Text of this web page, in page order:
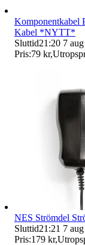
Komponentkabel
Kabel *NYTT*
Sluttid21:20 7
Pris:79 kr,
NES Strömdel
Sluttid21:21 7
Pris:179 kr,